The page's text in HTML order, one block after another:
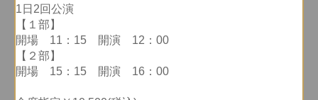
1日2回公演
【１部】
開場 11：15 開演 12：00
【２部】
開場 15：15 開演 16：00